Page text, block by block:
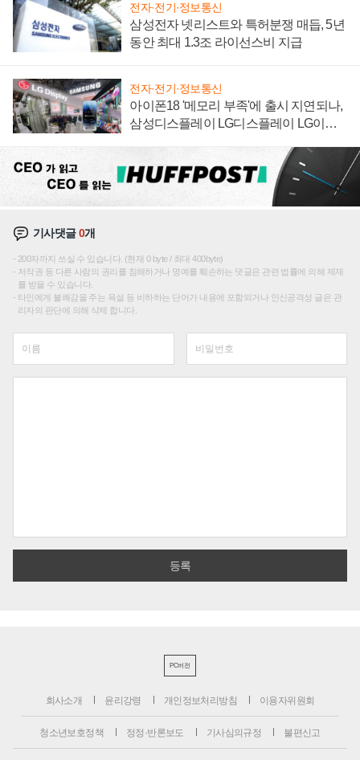
전자·전기·정보통신
삼성전자 넷리스트와 특허분쟁 매듭, 5년
동안 최대 1.3조 라이선스비 지급
전자·전기·정보통신
아이폰18 '메모리 부족'에 출시 지연되나,
삼성디스플레이 LG디스플레이 LG이노
기사댓글0개
200자까지 쓰실 수 있습니다. (현재 0 byte / 최대 400byte)
저작권 등 다른 사람의 권리를 침해하거나 명예를 훼손하는 댓글은 관련 법률에 의해 제재
를 받을 수 있습니다.
타인에게 불쾌감을 주는 욕설 등 비하하는 단어가 내용에 포함되거나 인신공격성 글은 관
리자의 판단에 의해 삭제 합니다.
PC버전
회사소개 윤리강령 개인정보처리방침 이용자위원회
청소년보호정책 정정·반론보도 기사심의규정 불편신고